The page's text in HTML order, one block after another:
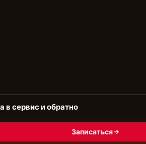
в сервис и обратно
Записаться